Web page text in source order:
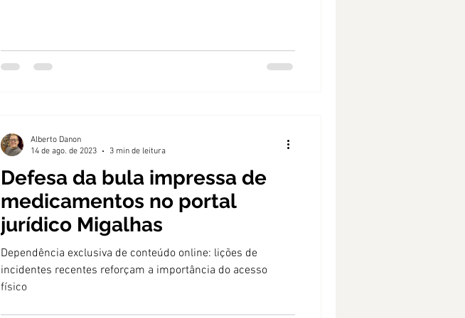
Defesa da bula impressa de
medicamentos no portal
jurídico Migalhas
Dependência exclusiva de conteúdo online: lições de
incidentes recentes reforçam a importância do acesso
físico
Alberto Danon
14 de ago. de 2023
3 min de leitura